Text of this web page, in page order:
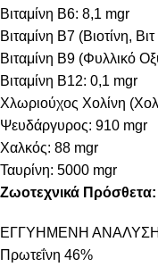
Βιταμίνη B6: 8,1 mgr
Βιταμίνη B7 (Βιοτίνη,
Βιταμίνη B9 (Φυλλικό
Βιταμίνη B12: 0,1 mgr
Χλωριούχος Χολίνη
Ψευδάργυρος: 910 mgr
Χαλκός: 88 mgr
Ταυρίνη: 5000 mgr
Ζωοτεχνικά Πρόσθετα:
ΕΓΓΥΗΜΕΝΗ ΑΝΑΛΥΣΗ
Πρωτεΐνη 46%